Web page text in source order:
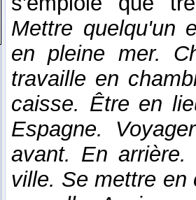
Mettre quelqu'un
en pleine mer.
travaille en
caisse. Être en
Espagne.
avant. En
ville. Se mettre en